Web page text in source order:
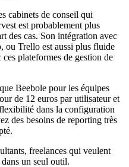
cabinets de conseil qui
est probablement plus
des cas. Son intégration avec
ou Trello est aussi plus fluide
plateformes de gestion de
Beebole pour les équipes
de 12 euros par utilisateur et
dans la configuration
des besoins de reporting très
freelances qui veulent
un seul outil.